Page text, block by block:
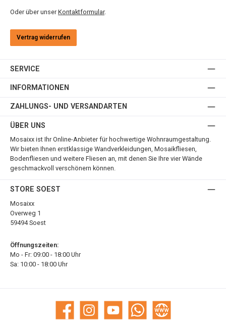
Oder über unser Kontaktformular.
Vertrag widerrufen
SERVICE
INFORMATIONEN
ZAHLUNGS- UND VERSANDARTEN
ÜBER UNS
Mosaixx ist Ihr Online-Anbieter für hochwertige Wohnraumgestaltung.
Wir bieten Ihnen erstklassige Wandverkleidungen, Mosaikfliesen,
Bodenfliesen und weitere Fliesen an, mit denen Sie Ihre vier Wände
geschmackvoll verschönern können.
STORE SOEST
Mosaixx
Overweg 1
59494 Soest
Öffnungszeiten:
Mo - Fr: 09:00 - 18:00 Uhr
Sa: 10:00 - 18:00 Uhr
Facebook Instagram YouTube WhatsApp Website